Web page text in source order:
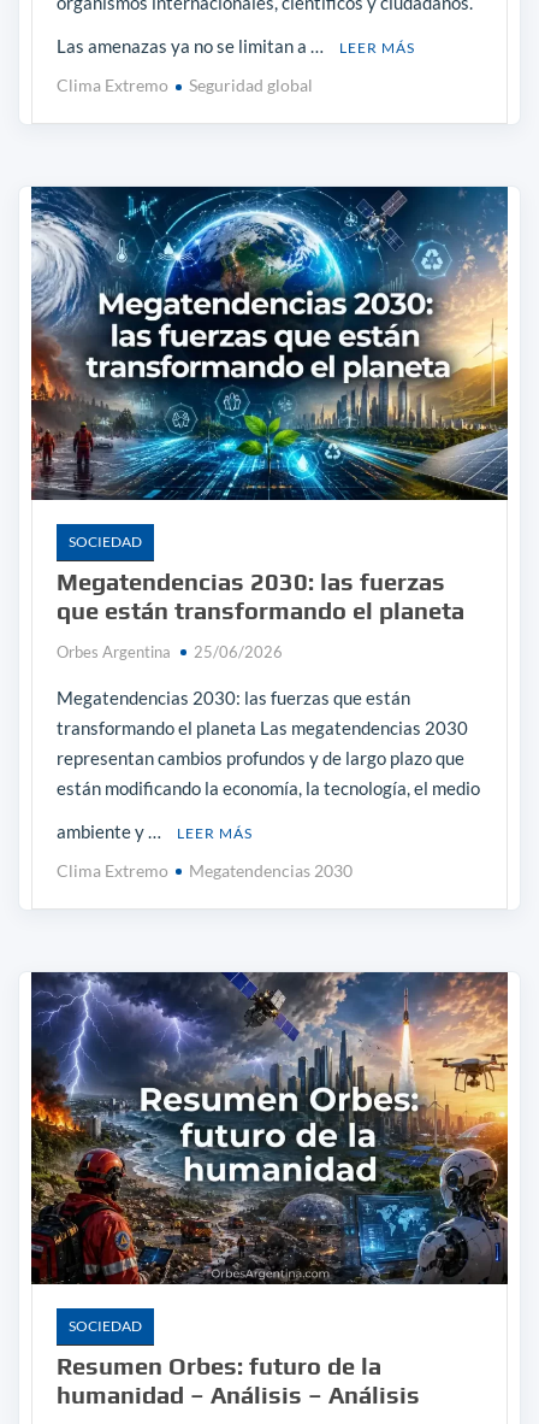
Las amenazas ya no se limitan a …
LEER MÁS
Clima Extremo Seguridad global
SOCIEDAD
Megatendencias 2030: las fuerzas
que están transformando el planeta
Orbes Argentina 25/06/2026
Megatendencias 2030: las fuerzas que están
transformando el planeta Las megatendencias 2030
representan cambios profundos y de largo plazo que
están modificando la economía, la tecnología, el medio
ambiente y …
LEER MÁS
Clima Extremo Megatendencias 2030
SOCIEDAD
Resumen Orbes: futuro de la
humanidad – Análisis – Análisis